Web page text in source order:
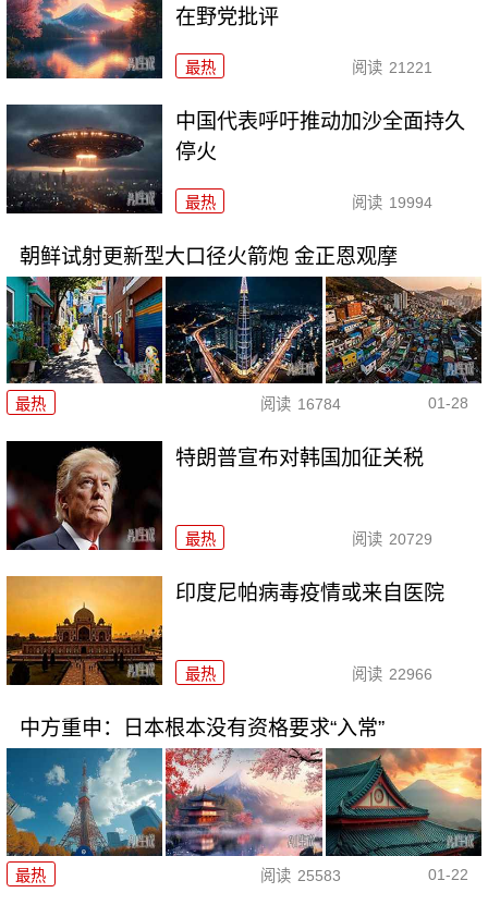
在野党批评
最热 阅读 21221
中国代表呼吁推动加沙全面持久
停火
最热 阅读 19994
朝鲜试射更新型大口径火箭炮 金正恩观摩
最热 阅读 16784 01-28
特朗普宣布对韩国加征关税
最热 阅读 20729
印度尼帕病毒疫情或来自医院
最热 阅读 22966
中方重申：日本根本没有资格要求“入常”
最热 阅读 25583 01-22